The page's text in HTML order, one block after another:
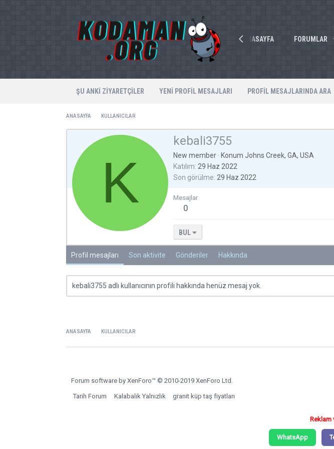
ANASAYFA FORUMLAR
ŞU ANKI ZIYARETÇILER YENI PROFIL MESAJLARI PROFIL MESAJLARINDA ARA
ANASAYFA KULLANICILAR
K
kebali3755
New member · Konum Johns Creek, GA, USA
Katılım 29 Haz 2022
Son görülme 29 Haz 2022
Mesajlar
0
BUL
Profil mesajları Son aktivite Gönderiler Hakkında
kebali3755 adlı kullanıcının profili hakkında henüz mesaj yok.
ANASAYFA KULLANICILAR
Forum software by XenForo™ © 2010-2019 XenForo Ltd.
Tarih Forum Kalabalık Yalnızlık granit küp taş fiyatları
Reklam
WhatsApp